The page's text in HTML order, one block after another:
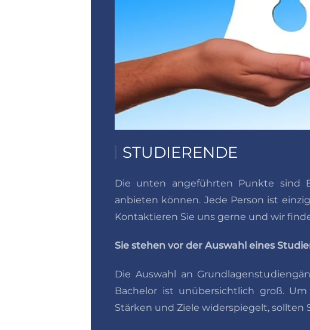
STUDIERENDE
Die unten angeführten Punkte sind
anbieten können. Jede Person ist
Kontaktieren Sie uns gerne und wir
Sie stehen vor der Auswahl eines
Die Auswahl an
Bachelor ist unübersichtlich groß.
Stärken und Ziele widerspiegelt,